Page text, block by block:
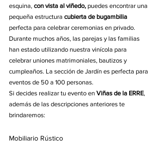
esquina, con vista al viñedo, puedes encontrar una
pequeña estructura cubierta de bugambilia
perfecta para celebrar ceremonias en privado.
Durante muchos años, las parejas y las familias
han estado utilizando nuestra vinícola para
celebrar uniones matrimoniales, bautizos y
cumpleaños. La sección de Jardín es perfecta para
eventos de 50 a 100 personas.
Si decides realizar tu evento en Viñas de la ERRE,
además de las descripciones anteriores te
brindaremos:
Mobiliario Rústico